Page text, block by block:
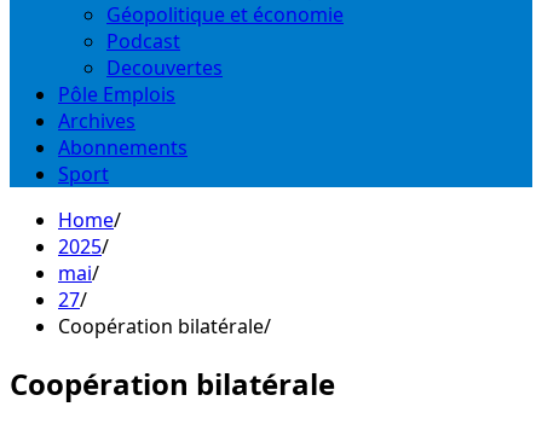
Géopolitique et économie
Podcast
Decouvertes
Pôle Emplois
Archives
Abonnements
Sport
Home
2025
mai
27
Coopération bilatérale
Coopération bilatérale